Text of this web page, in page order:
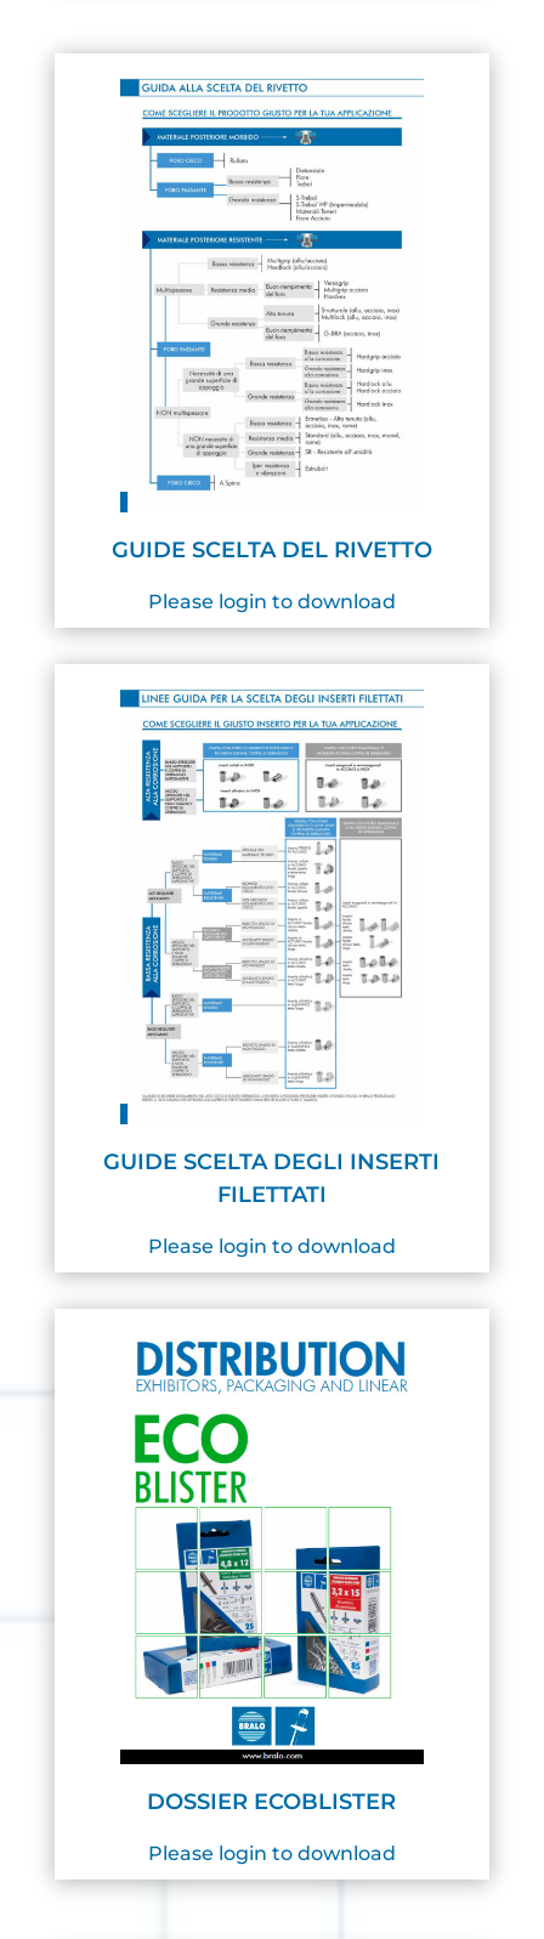
GUIDE SCELTA DEL RIVETTO
Please login to download
GUIDE SCELTA DEGLI INSERTI
FILETTATI
Please login to download
DOSSIER ECOBLISTER
Please login to download